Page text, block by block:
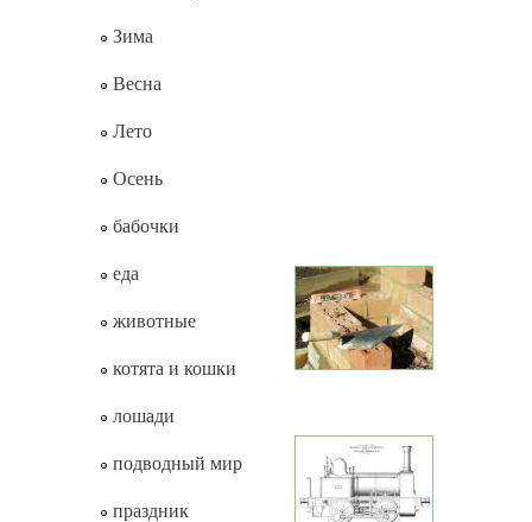
Зима
Весна
Лето
Осень
бабочки
еда
животные
котята и кошки
лошади
подводный мир
праздник